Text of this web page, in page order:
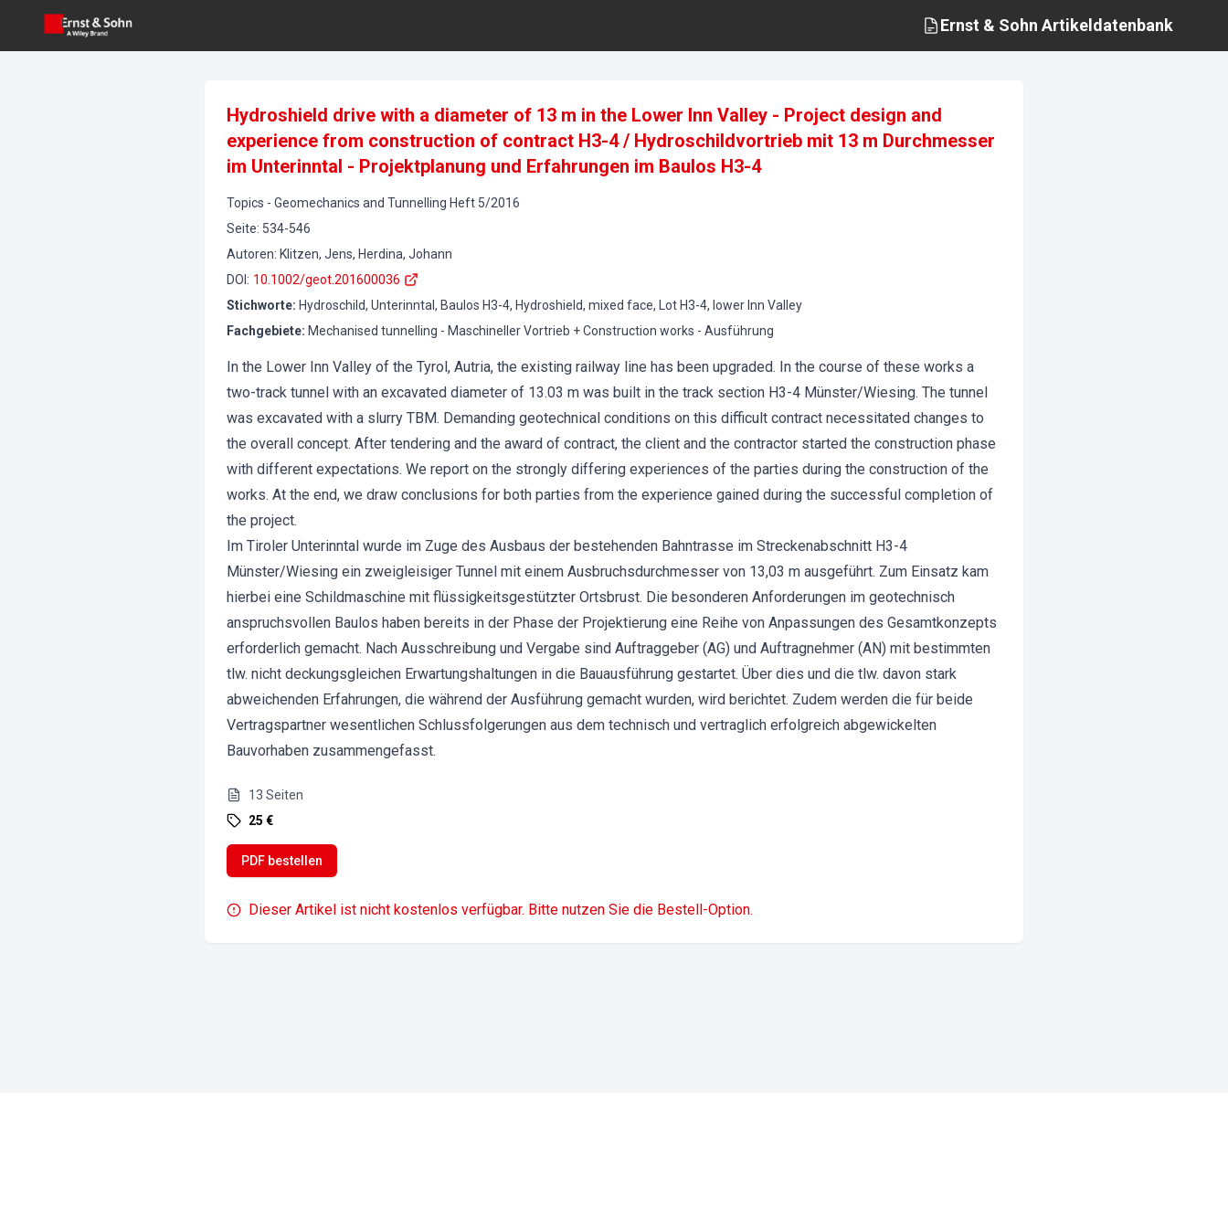
Ernst & Sohn Artikeldatenbank
Hydroshield drive with a diameter of 13 m in the Lower Inn Valley - Project design and
experience from construction of contract H3-4 / Hydroschildvortrieb mit 13 m Durchmesser
im Unterinntal - Projektplanung und Erfahrungen im Baulos H3-4
Topics - Geomechanics and Tunnelling Heft 5/2016
Seite: 534-546
Autoren: Klitzen, Jens, Herdina, Johann
DOI : 10.1002/geot.201600036
Stichworte: Hydroschild, Unterinntal, Baulos H3-4, Hydroshield, mixed face, Lot H3-4, lower Inn Valley
Fachgebiete: Mechanised tunnelling - Maschineller Vortrieb + Construction works - Ausführung
In the Lower Inn Valley of the Tyrol, Autria, the existing railway line has been upgraded. In the course of these works a
two-track tunnel with an excavated diameter of 13.03 m was built in the track section H3-4 Münster/Wiesing. The tunnel
was excavated with a slurry TBM. Demanding geotechnical conditions on this difficult contract necessitated changes to
the overall concept. After tendering and the award of contract, the client and the contractor started the construction phase
with different expectations. We report on the strongly differing experiences of the parties during the construction of the
works. At the end, we draw conclusions for both parties from the experience gained during the successful completion of
the project.
Im Tiroler Unterinntal wurde im Zuge des Ausbaus der bestehenden Bahntrasse im Streckenabschnitt H3-4
Münster/Wiesing ein zweigleisiger Tunnel mit einem Ausbruchsdurchmesser von 13,03 m ausgeführt. Zum Einsatz kam
hierbei eine Schildmaschine mit flüssigkeitsgestützter Ortsbrust. Die besonderen Anforderungen im geotechnisch
anspruchsvollen Baulos haben bereits in der Phase der Projektierung eine Reihe von Anpassungen des Gesamtkonzepts
erforderlich gemacht. Nach Ausschreibung und Vergabe sind Auftraggeber (AG) und Auftragnehmer (AN) mit bestimmten
tlw. nicht deckungsgleichen Erwartungshaltungen in die Bauausführung gestartet. Über dies und die tlw. davon stark
abweichenden Erfahrungen, die während der Ausführung gemacht wurden, wird berichtet. Zudem werden die für beide
Vertragspartner wesentlichen Schlussfolgerungen aus dem technisch und vertraglich erfolgreich abgewickelten
Bauvorhaben zusammengefasst.
13 Seiten
25 €
PDF bestellen
Dieser Artikel ist nicht kostenlos verfügbar. Bitte nutzen Sie die Bestell-Option.